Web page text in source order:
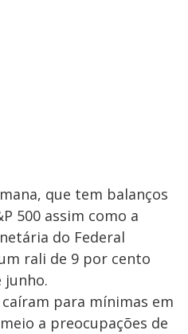
que tem balanços
500 assim como a
do Federal
rali de 9 por cento
junho.
para mínimas em
a preocupações de